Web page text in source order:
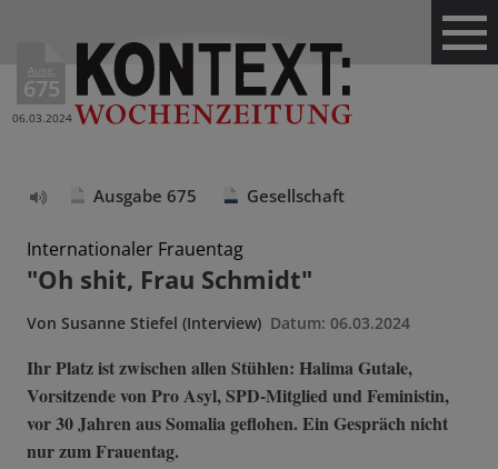
Ausg.
675
06.03.2024
vorlesen
Ausgabe 675 Gesellschaft
Internationaler Frauentag
"Oh shit, Frau Schmidt"
Von Susanne Stiefel (Interview) Datum: 06.03.2024
Ihr Platz ist zwischen allen Stühlen: Halima Gutale,
Vorsitzende von Pro Asyl, SPD-Mitglied und Feministin,
vor 30 Jahren aus Somalia geflohen. Ein Gespräch nicht
nur zum Frauentag.